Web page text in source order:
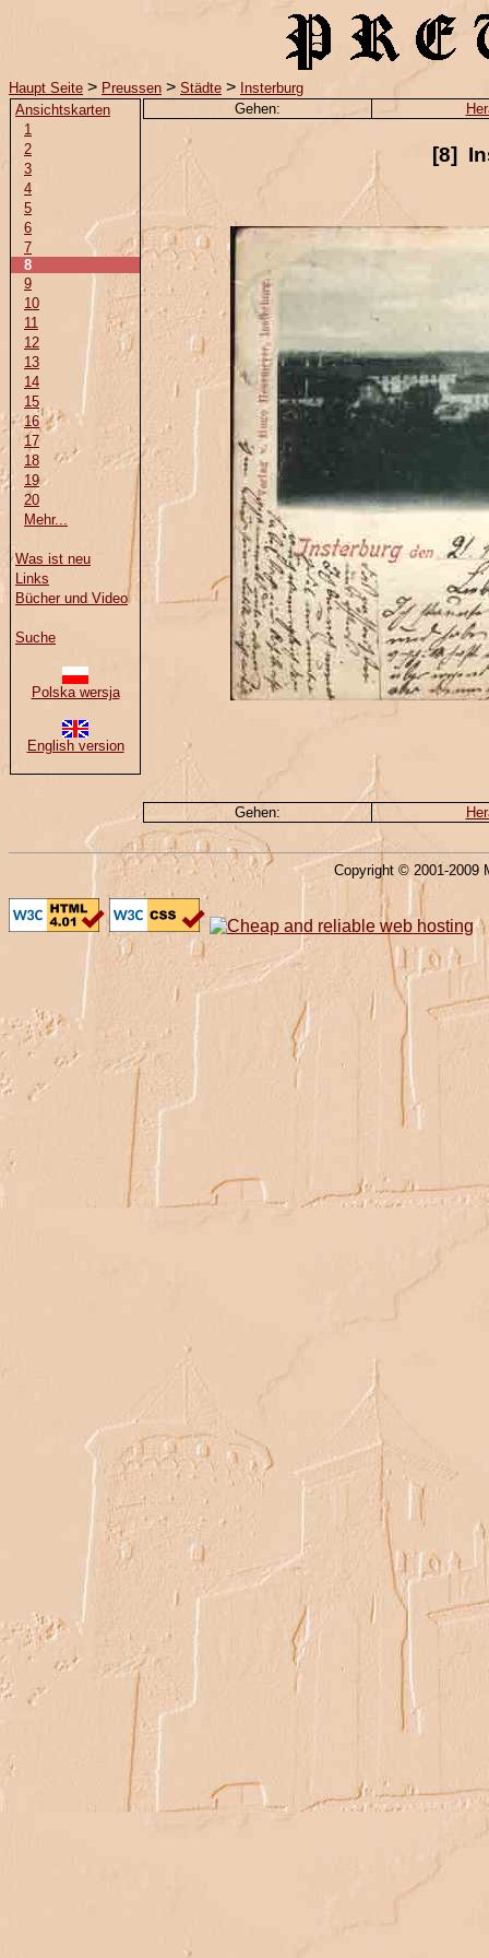
Haupt Seite > Preussen > Städte > Insterburg
Ansichtskarten
1
2
3
4
5
6
7
8
9
10
11
12
13
14
15
16
17
18
19
20
Mehr...
Was ist neu
Links
Bücher und Video
Suche
Polska wersja
English version
Gehen:
[8]
Gehen:
Copyright © 2001-2009